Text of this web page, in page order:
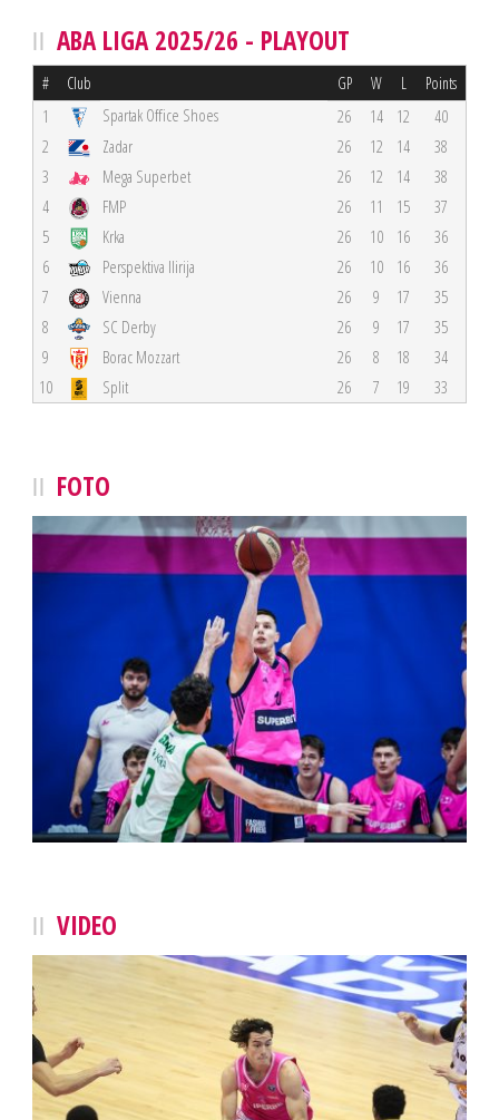
ABA LIGA 2025/26 - PLAYOUT
# Club GP W L Points
1 Spartak Office Shoes 26 14 12
40
2
Zadar 26 12 14
38
3
Mega Superbet 26 12 14
38
4
FMP 26 11 15
37
5
Krka 26 10 16
36
6
Perspektiva Ilirija 26 10 16
36
7
Vienna 26 9 17
35
8
SC Derby 26 9 17
35
9
Borac Mozzart 26 8 18
34
10
Split 26 7 19 33
FOTO
VIDEO